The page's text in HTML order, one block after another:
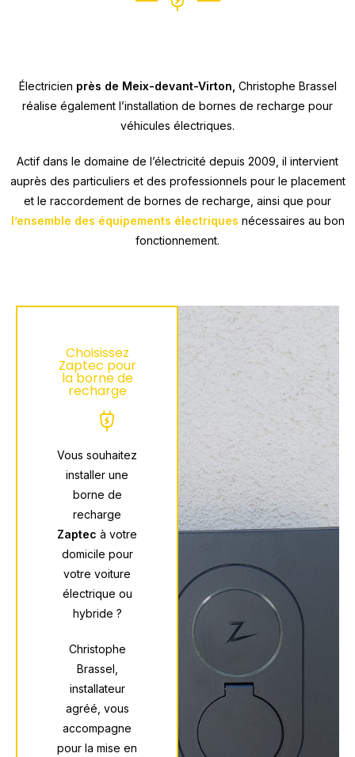
Électricien près de Meix-devant-Virton, Christophe Brassel
réalise également l’installation de bornes de recharge pour
véhicules électriques.
Actif dans le domaine de l’électricité depuis 2009, il intervient
auprès des particuliers et des professionnels pour le placement
et le raccordement de bornes de recharge, ainsi que pour
l’ensemble des équipements électriques nécessaires au bon
fonctionnement.
Choisissez
Zaptec pour
la borne de
recharge
Vous souhaitez
installer une
borne de
recharge
Zaptec à votre
domicile pour
votre voiture
électrique ou
hybride ?
Christophe
Brassel,
installateur
agréé, vous
accompagne
pour la mise en